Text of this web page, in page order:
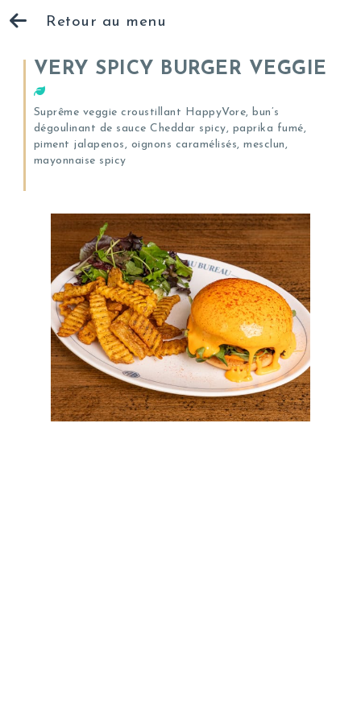
Retour au menu
VERY SPICY BURGER VEGGIE
Suprême veggie croustillant HappyVore, bun’s
dégoulinant de sauce Cheddar spicy, paprika fumé,
piment jalapenos, oignons caramélisés, mesclun,
mayonnaise spicy